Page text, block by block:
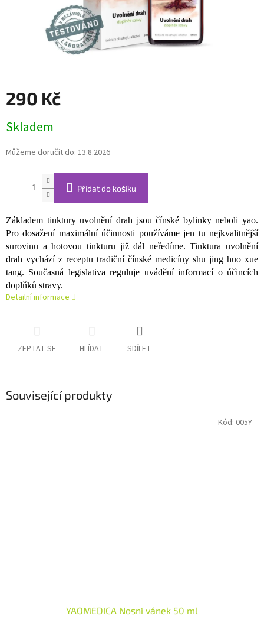
290 Kč
cena:
Skladem
Můžeme doručit do: 13.8.2026
Přidat do košíku
Základem tinktury uvolnění drah jsou čínské bylinky neboli yao.
Pro dosažení maximální účinnosti používáme jen tu nejkvalitnější
surovinu a hotovou tinkturu již dál neředíme. Tinktura uvolnění
drah vychází z receptu tradiční čínské medicíny shu jing huo xue
tang. Současná legislativa reguluje uvádění informací o účincích
doplňků stravy.
Detailní informace
ZEPTAT SE HLÍDAT SDÍLET
Související produkty
YAOMEDICA Nosní vánek 50 ml
Kód: 005Y